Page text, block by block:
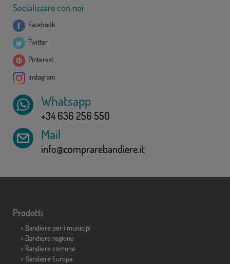
Socializzare con noi
Facebook
Twitter
Pinterest
Instagram
Whatsapp
+34 636 256 550
Mail
info@comprarebandiere.it
Prodotti
> Bandiere per i municipi
> Bandiere regione
> Bandiere comune
> Bandiere Europa